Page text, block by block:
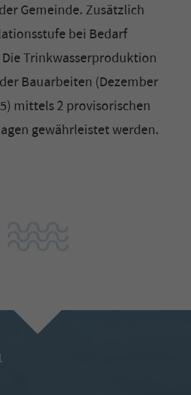
Gemeinde. Zusätzlich
bei Bedarf
Trinkwasserproduktion
Bauarbeiten (Dezember
mittels 2 provisorischen
gewährleistet werden.